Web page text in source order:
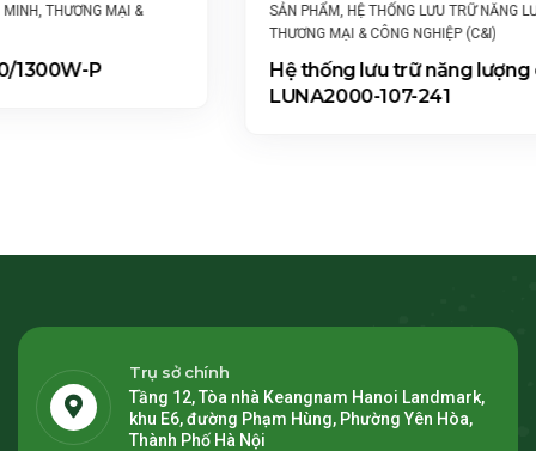
SẢN PHẨM,HỆ THỐNG LƯU TRỮ NĂNG LƯỢNG CHUỖI THÔNG MINH,
Hệ thống lưu trữ năng lượng chuỗi thông minh
Trụ sở chính
Tầng 12, Tòa nhà Keangnam Hanoi Landmark,
khu E6, đường Phạm Hùng, Phường Yên Hòa,
Thành Phố Hà Nội